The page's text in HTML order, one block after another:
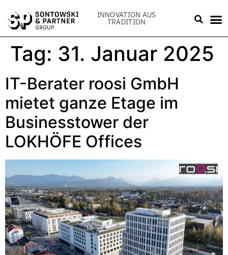
INNOVATION AUS
TRADITION
Tag: 31. Januar 2025
IT-Berater roosi GmbH
mietet ganze Etage im
Businesstower der
LOKHÖFE Offices